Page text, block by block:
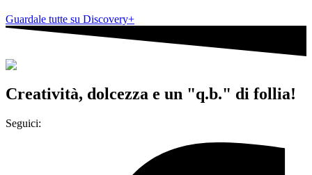
Guardale tutte su Discovery+
Creatività, dolcezza e un "q.b." di follia!
Seguici: